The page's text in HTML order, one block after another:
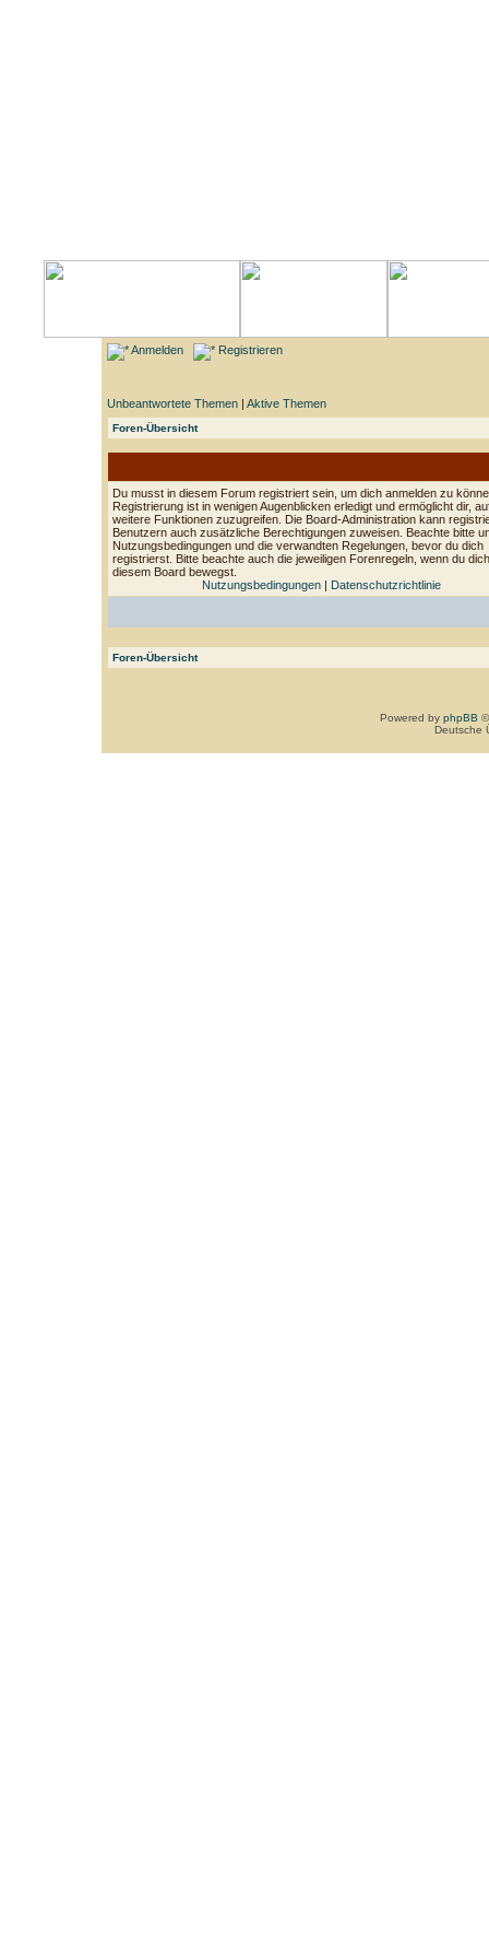
Anmelden Registrieren
Unbeantwortete Themen | Aktive Themen
Foren-Übersicht
Du musst in diesem Forum registriert sein, um dich anmelden zu
Registrierung ist in wenigen Augenblicken erledigt und ermöglicht dir,
weitere Funktionen zuzugreifen. Die Board-Administration kann
Benutzern auch zusätzliche Berechtigungen zuweisen. Beachte bitte
Nutzungsbedingungen und die verwandten Regelungen, bevor du dich
registrierst. Bitte beachte auch die jeweiligen Forenregeln, wenn du
diesem Board bewegst.
Nutzungsbedingungen| Datenschutzrichtlinie
Foren-Übersicht
Powered by phpBB
Deutsche